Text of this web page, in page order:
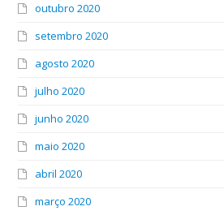
outubro 2020
setembro 2020
agosto 2020
julho 2020
junho 2020
maio 2020
abril 2020
março 2020